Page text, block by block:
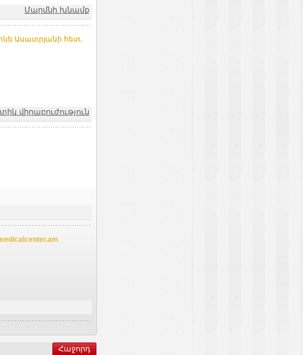
Մարմնի խնամք
Ասատրյանի հետ.
վիրաբուժություն
Հաջորդ